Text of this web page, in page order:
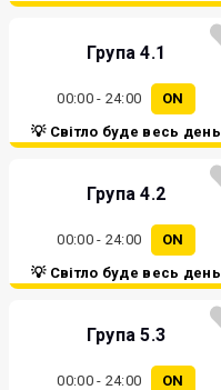
Група 4.1
00:00 - 24:00
ON
💡 Світло буде весь день
Група 4.2
00:00 - 24:00
ON
💡 Світло буде весь день
Група 5.3
00:00 - 24:00
ON